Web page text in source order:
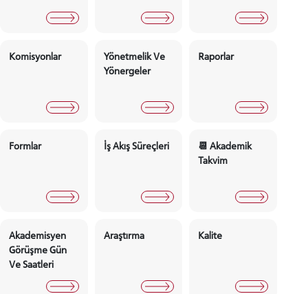
Dekanın Mesajı
Misyon, Vizyon
Ve Değerlerimiz
Fakülte
Kurulu
Komisyonlar
Yönetmelik Ve